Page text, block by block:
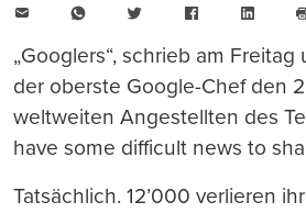
WhatsAppTwitter Facebook
„Googlers“, schrieb am Freitag
der oberste Google-Chef den
weltweiten Angestellten des
have some difficult news to
Tatsächlich. 12’000 verlieren